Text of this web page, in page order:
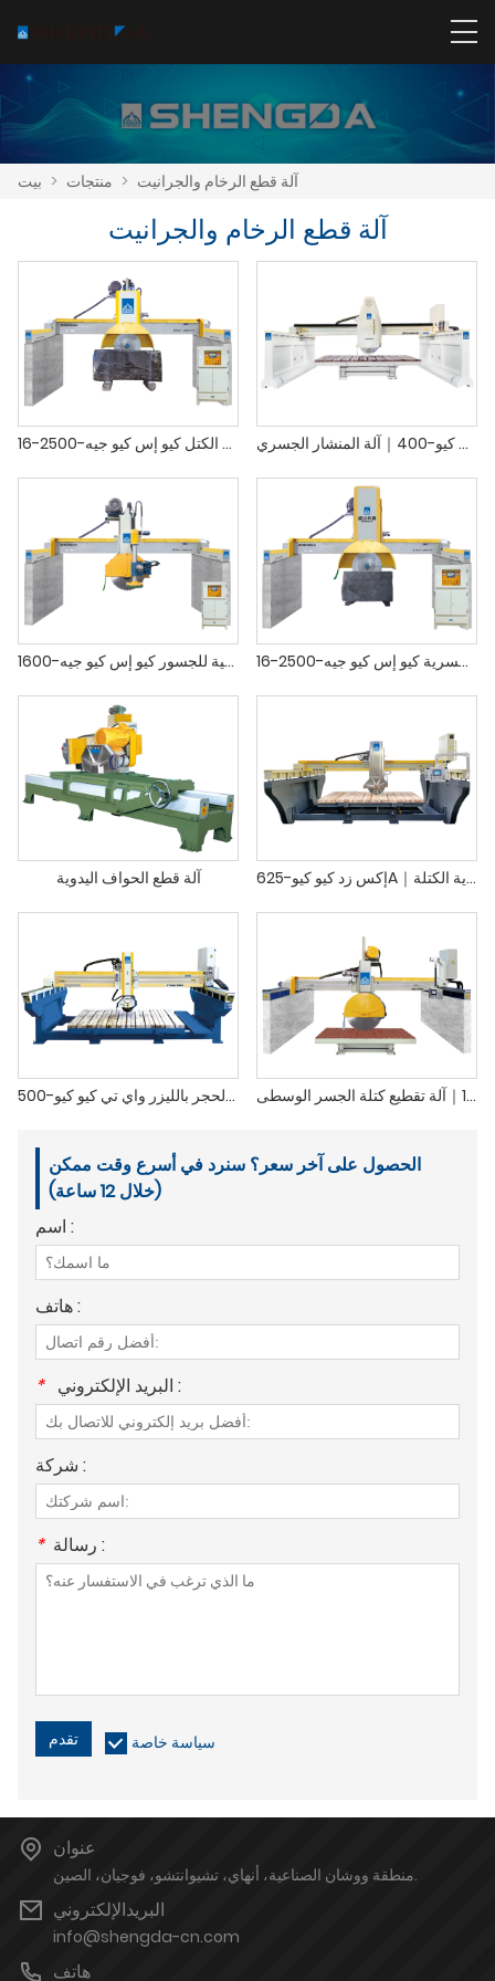
بيت > منتجات > آلة قطع الرخام والجرانيت
آلة قطع الرخام والجرانيت
آلة قطع الكتل كيو إس كيو جيه-2500-16 زد دي سي كيو-400｜آلة المنشار الجسري
آلة قطع الكتل الأفقية للجسور كيو إس كيو جيه-1600-B آلة قطع الكتل متعددة الشفرات الجسرية كيو إس كيو جيه-2500-16
آلة قطع الحواف اليدوية إكس زد كيو كيو-625A｜آلة قطع أحادية الكتلة
آلة قطع الحجر بالليزر واي تي كيو كيو-500 زد كيو جيه-1200｜آلة تقطيع كتلة الجسر الوسطى
الحصول على آخر سعر؟ سنرد في أسرع وقت ممكن
(خلال 12 ساعة)
اسم :
هاتف :
* البريد الإلكتروني :
شركة :
* رسالة :
تقدم سياسة خاصة
عنوان
منطقة ووشان الصناعية، أنهاي، تشيوانتشو، فوجيان، الصين.
البريدالإلكتروني
info@shengda-cn.com
هاتف